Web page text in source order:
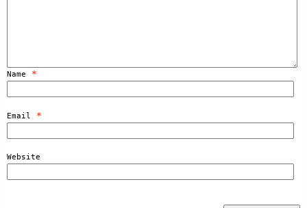
Name *
Email *
Website